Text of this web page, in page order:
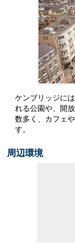
ケンブリッジに
れる公園や、開
数多く、カフェ
す。
周辺環境